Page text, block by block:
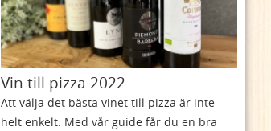
Vin till pizza 2022
Att välja det bästa vinet till pizza är inte
helt enkelt. Med vår guide får du en bra